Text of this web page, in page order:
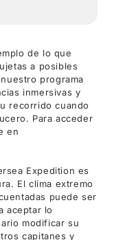
de lo que
a posibles
programa
inmersivas y
recorrido cuando
Para acceder
en
Expedition es
El clima extremo
puede ser
aceptar lo
modificar su
capitanes y